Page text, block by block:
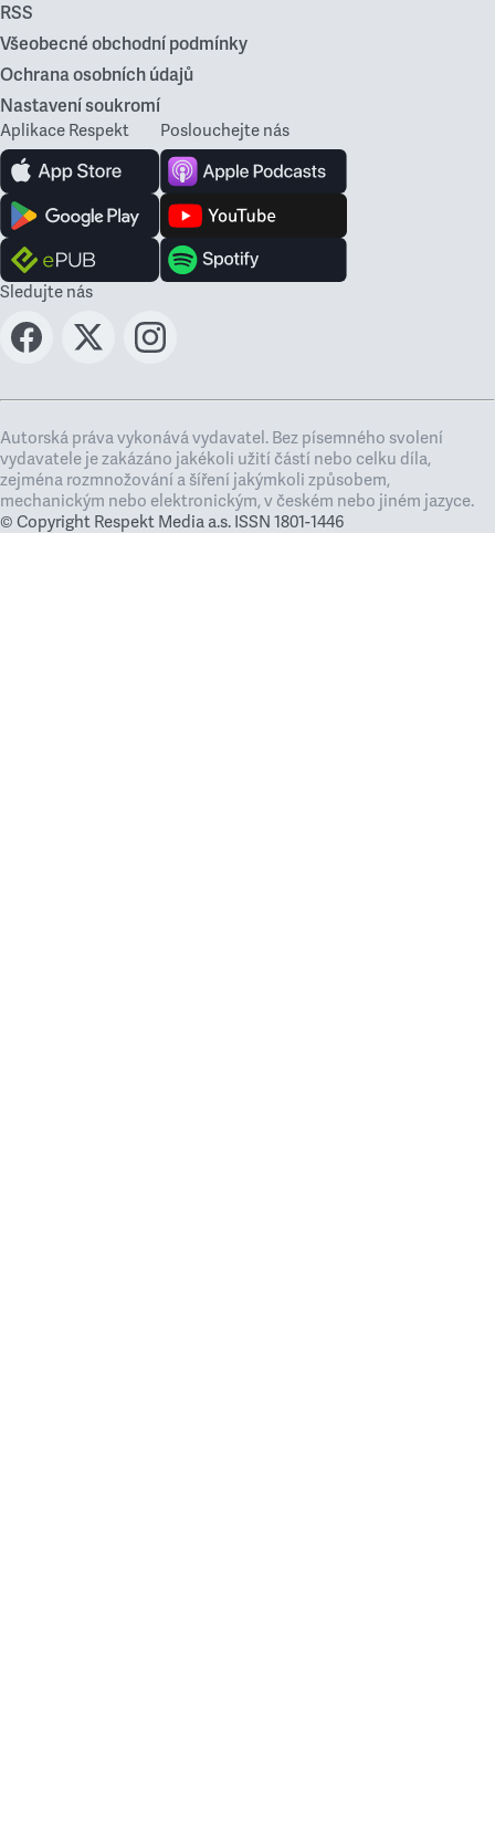
RSS
Všeobecné obchodní podmínky
Ochrana osobních údajů
Nastavení soukromí
Aplikace Respekt Poslouchejte nás
Sledujte nás
Autorská práva vykonává vydavatel. Bez písemného svolení
vydavatele je zakázáno jakékoli užití částí nebo celku díla,
zejména rozmnožování a šíření jakýmkoli způsobem,
mechanickým nebo elektronickým, v českém nebo jiném jazyce.
© Copyright Respekt Media a.s. ISSN 1801-1446